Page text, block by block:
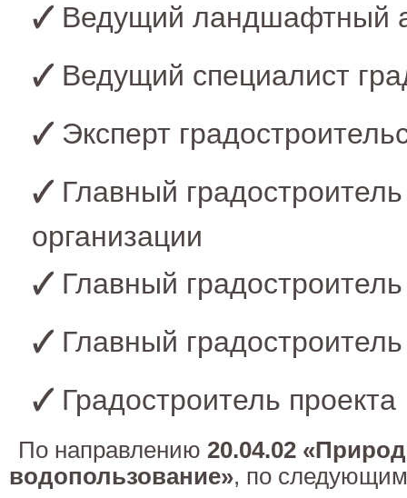
Ведущий ландшафтный
Ведущий специалист
Эксперт
Главный
организации
Главный
Главный
Градостроитель проекта
По направлению 20.04.02
водопользование», по